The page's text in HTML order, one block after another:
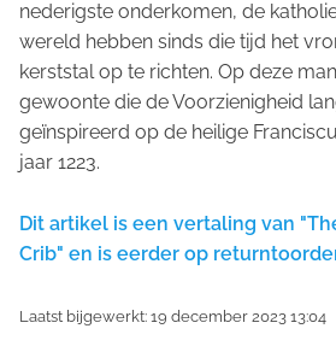
nederigste onderkomen, de
wereld hebben sinds die tijd het
kerststal op te richten. Op deze
gewoonte die de Voorzienigheid
geïnspireerd op de heilige
jaar 1223.
Dit artikel is een vertaling van
Crib" en is eerder op
Laatst bijgewerkt: 19 december 2023 13:04